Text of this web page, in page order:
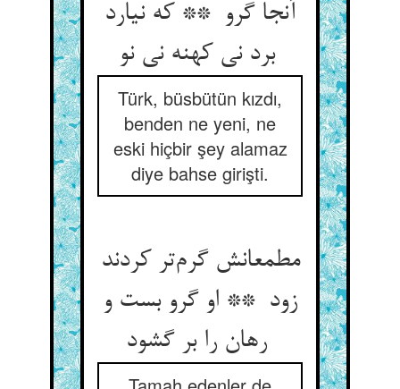
آنجا گرو ** که نیارد
برد نی کهنه نی نو
Türk, büsbütün kızdı,
benden ne yeni, ne
eski hiçbir şey alamaz
diye bahse girişti.
مطمعانش گرم‌تر کردند
زود ** او گرو بست و